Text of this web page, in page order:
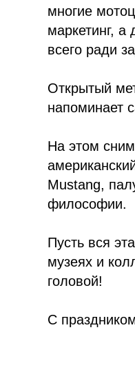
многие
маркетинг,
всего ради
Открытый
напоминает
На этом
Mustang,
философии.
Пусть вся
музеях и
головой!
С